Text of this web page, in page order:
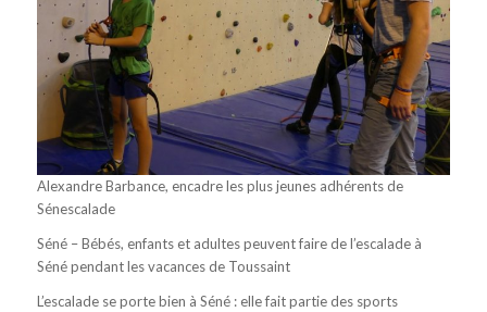
Alexandre Barbance, encadre les plus jeunes adhérents de
Sénescalade
Séné – Bébés, enfants et adultes peuvent faire de l’escalade à
Séné pendant les vacances de Toussaint
L’escalade se porte bien à Séné : elle fait partie des sports